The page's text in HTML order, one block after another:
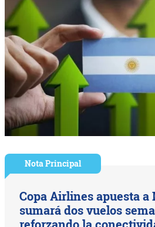
Nota Principal
Copa Airlines apuesta a
sumará dos vuelos
reforzando la